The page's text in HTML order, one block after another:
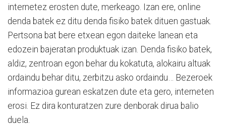
internetez erosten dute, merkeago. Izan ere, online
denda batek ez ditu denda fisiko batek dituen gastuak.
Pertsona bat bere etxean egon daiteke lanean eta
edozein bajeratan produktuak izan. Denda fisiko batek,
aldiz, zentroan egon behar du kokatuta, alokairu altuak
ordaindu behar ditu, zerbitzu asko ordaindu… Bezeroek
informazioa gurean eskatzen dute eta gero, interneten
erosi. Ez dira konturatzen zure denborak dirua balio
duela.